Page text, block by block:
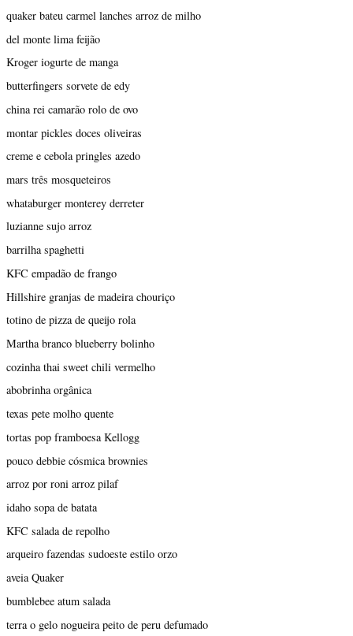
quaker bateu carmel lanches arroz de milho
del monte lima feijão
Kroger iogurte de manga
butterfingers sorvete de edy
china rei camarão rolo de ovo
montar pickles doces oliveiras
creme e cebola pringles azedo
mars três mosqueteiros
whataburger monterey derreter
luzianne sujo arroz
barrilha spaghetti
KFC empadão de frango
Hillshire granjas de madeira chouriço
totino de pizza de queijo rola
Martha branco blueberry bolinho
cozinha thai sweet chili vermelho
abobrinha orgânica
texas pete molho quente
tortas pop framboesa Kellogg
pouco debbie cósmica brownies
arroz por roni arroz pilaf
idaho sopa de batata
KFC salada de repolho
arqueiro fazendas sudoeste estilo orzo
aveia Quaker
bumblebee atum salada
terra o gelo nogueira peito de peru defumado